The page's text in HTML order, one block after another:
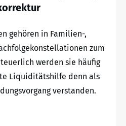
gehören in Familien-,
zum
werden sie häufig
Liquiditätshilfe denn als
verstanden.